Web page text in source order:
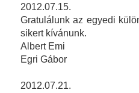
2012.07.15.
Gratulálunk az egyedi
sikert kívánunk.
Albert Emi
Egri Gábor
2012.07.21.